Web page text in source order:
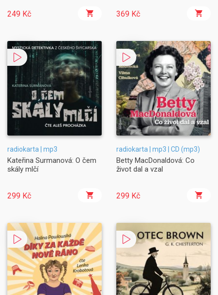
249 Kč 369 Kč
radiokarta | mp3
Kateřina Surmanová: O čem
skály mlčí
299 Kč
radiokarta | mp3 | CD (mp3)
Betty MacDonaldová: Co
život dal a vzal
299 Kč